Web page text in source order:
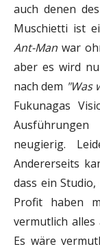
auch denen
Muschietti ist
Ant-Man war
aber es wird
nach dem "Was
Fukunagas
neugierig.
Andererseits
dass ein
Profit haben
vermutlich
Es wäre